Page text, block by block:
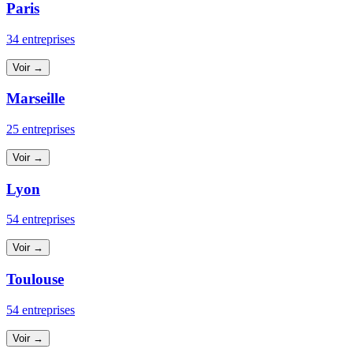
Paris
34 entreprises
Voir →
Marseille
25 entreprises
Voir →
Lyon
54 entreprises
Voir →
Toulouse
54 entreprises
Voir →